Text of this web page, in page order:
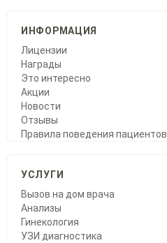
ИНФОРМАЦИЯ
Лицензии
Награды
Это интересно
Акции
Новости
Отзывы
Правила поведения пациентов
УСЛУГИ
Вызов на дом врача
Анализы
Гинекология
УЗИ диагностика